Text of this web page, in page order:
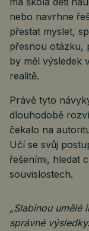
nebo navrhne
přestat myslet,
přesnou otázku,
by měl výsledek
realitě.
Právě tyto
dlouhodobě
čekalo na
Učí se svůj
řešeními, hledat
souvislostech.
„Slabinou umělé
správné